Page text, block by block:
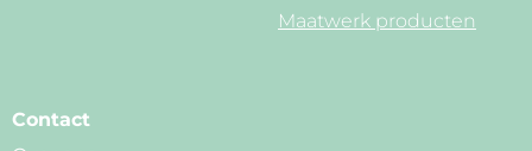
Maatwerk producten
Contact